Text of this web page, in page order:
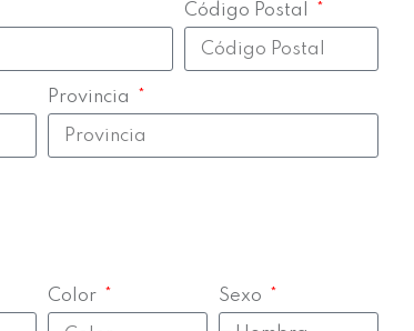
Código Postal
Provincia
Color Sexo